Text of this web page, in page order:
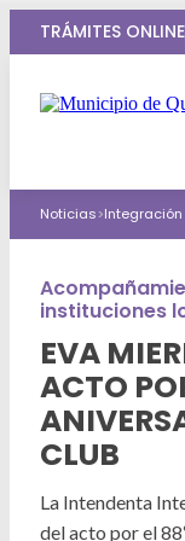
TRÁMITES ONLINE
Intendenta
Gobierno
Áreas de
Puntos de
Mapa
Defensoria del
Obras Públicas
Seguridad
GIRSU
Educación
Culturas
ARQUI
Mi Quilmes
Atención a la
Defensa del
Agenda
Noticias>
instituciones
EVA
ACTO
CLUB
La Intendenta
del acto por el